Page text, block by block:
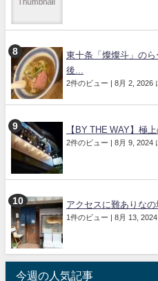
東十条「燦燦斗」の
後...
2件のビュー | 8月 2, 2026
【BY THE WAY】極
2件のビュー | 8月 9, 2024
アクセスに難ありな
1件のビュー | 8月 13,
今週の人気記事